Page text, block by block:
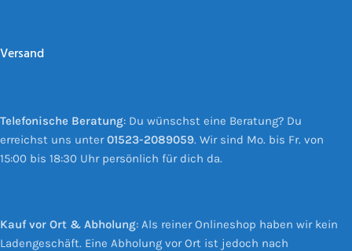
Versand
Telefonische Beratung: Du wünschst eine Beratung? Du
erreichst uns unter01523-2089059. Wir sind Mo. bis Fr. von
15:00 bis 18:30 Uhr persönlich für dich da.
Kauf vor Ort & Abholung: Als reiner Onlineshop haben wir kein
Ladengeschäft. Eine Abholung vor Ort ist jedoch nach